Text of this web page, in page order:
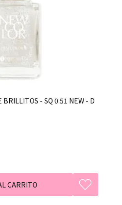
BRILLITOS - SQ 0.51 NEW - D